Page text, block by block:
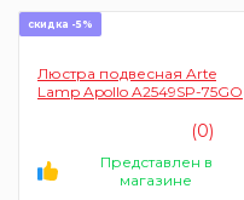
скидка -5%
Люстра подвесная Arte
Lamp Apollo A2549SP-75GO
(0)
Представлен в
магазине